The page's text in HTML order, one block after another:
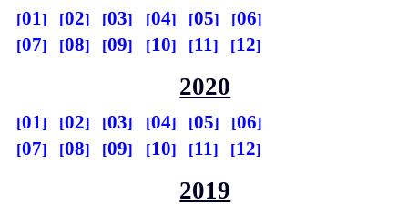
01 02 03 04 05
06
07
08 09 10 11 12
2020
01 02 03 04 05
06
07
08 09 10 11 12
2019